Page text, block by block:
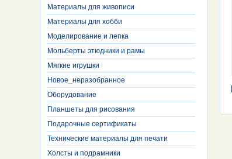
Материалы для живописи
Материалы для хобби
Моделирование и лепка
Мольберты этюдники и рамы
Мягкие игрушки
Новое_неразобранное
Оборудование
Планшеты для рисования
Подарочные сертификаты
Технические материалы для печати
Холсты и подрамники